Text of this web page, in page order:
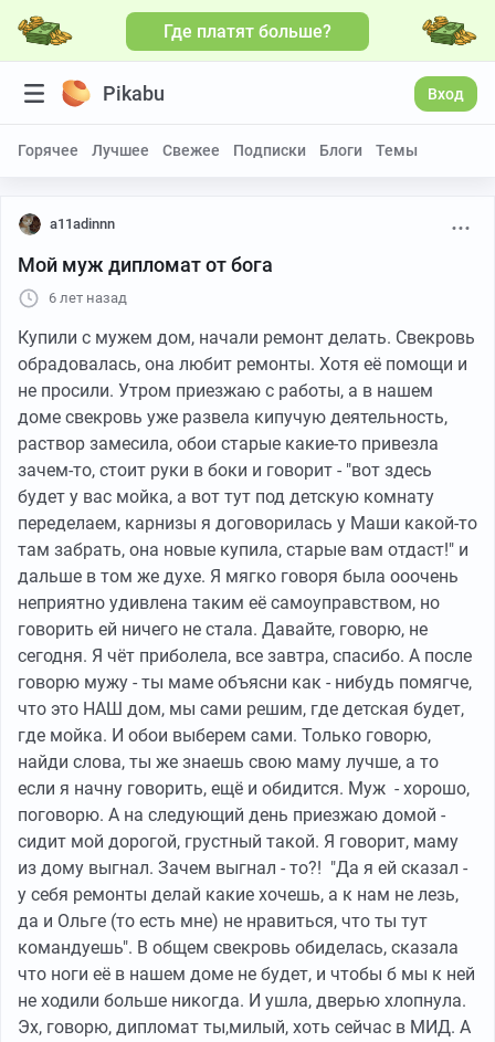
Где платят больше?
Pikabu Вход
Горячее Лучшее Свежее Подписки Блоги Темы
a11adinnn
Мой муж дипломат от бога
6 лет назад
Купили с мужем дом, начали ремонт делать. Свекровь
обрадовалась, она любит ремонты. Хотя её помощи и
не просили. Утром приезжаю с работы, а в нашем
доме свекровь уже развела кипучую деятельность,
раствор замесила, обои старые какие-то привезла
зачем-то, стоит руки в боки и говорит - "вот здесь
будет у вас мойка, а вот тут под детскую комнату
переделаем, карнизы я договорилась у Маши какой-то
там забрать, она новые купила, старые вам отдаст!" и
дальше в том же духе. Я мягко говоря была ооочень
неприятно удивлена таким её самоуправством, но
говорить ей ничего не стала. Давайте, говорю, не
сегодня. Я чёт приболела, все завтра, спасибо. А после
говорю мужу - ты маме объясни как - нибудь помягче,
что это НАШ дом, мы сами решим, где детская будет,
где мойка. И обои выберем сами. Только говорю,
найди слова, ты же знаешь свою маму лучше, а то
если я начну говорить, ещё и обидится. Муж - хорошо,
поговорю. А на следующий день приезжаю домой -
сидит мой дорогой, грустный такой. Я говорит, маму
из дому выгнал. Зачем выгнал - то?! "Да я ей сказал -
у себя ремонты делай какие хочешь, а к нам не лезь,
да и Ольге (то есть мне) не нравиться, что ты тут
командуешь". В общем свекровь обиделась, сказала
что ноги её в нашем доме не будет, и чтобы б мы к ней
не ходили больше никогда. И ушла, дверью хлопнула.
Эх, говорю, дипломат ты,милый, хоть сейчас в МИД. А